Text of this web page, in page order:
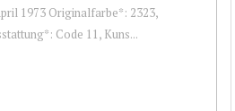
1973 Originalfarbe*: 2323,
Code 11, Kuns...